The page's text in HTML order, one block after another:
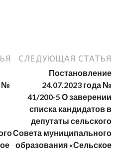
№
СЛЕДУЮЩАЯ СТАТЬЯ
Постановление
24.07.2023 года №
41/200-5 О заверении
списка кандидатов в
депутаты сельского
Совета муниципального
образования «Сельское